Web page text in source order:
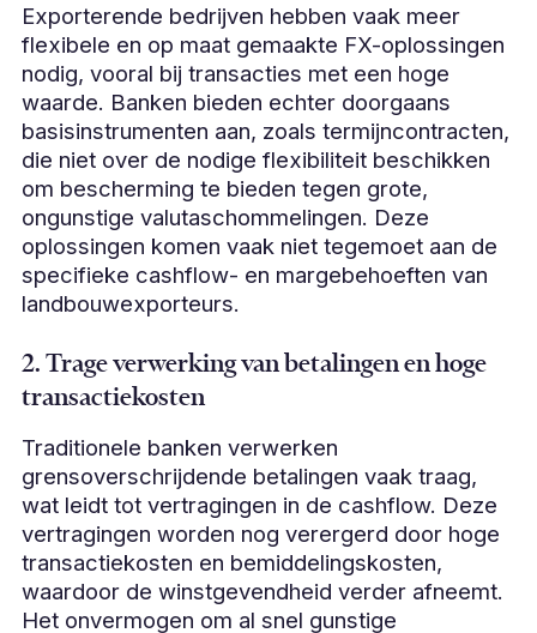
Exporterende bedrijven hebben vaak meer
flexibele en op maat gemaakte FX-oplossingen
nodig, vooral bij transacties met een hoge
waarde. Banken bieden echter doorgaans
basisinstrumenten aan, zoals termijncontracten,
die niet over de nodige flexibiliteit beschikken
om bescherming te bieden tegen grote,
ongunstige valutaschommelingen. Deze
oplossingen komen vaak niet tegemoet aan de
specifieke cashflow- en margebehoeften van
landbouwexporteurs.
2. Trage verwerking van betalingen en hoge
transactiekosten
Traditionele banken verwerken
grensoverschrijdende betalingen vaak traag,
wat leidt tot vertragingen in de cashflow. Deze
vertragingen worden nog verergerd door hoge
transactiekosten en bemiddelingskosten,
waardoor de winstgevendheid verder afneemt.
Het onvermogen om al snel gunstige